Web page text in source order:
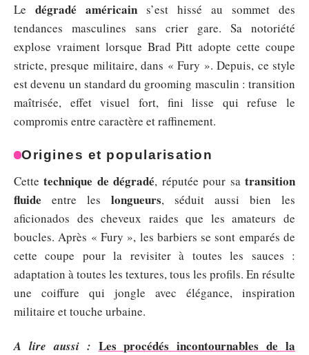
Le dégradé américain s’est hissé au sommet des
tendances masculines sans crier gare. Sa notoriété
explose vraiment lorsque Brad Pitt adopte cette coupe
stricte, presque militaire, dans « Fury ». Depuis, ce style
est devenu un standard du grooming masculin : transition
maîtrisée, effet visuel fort, fini lisse qui refuse le
compromis entre caractère et raffinement.
Origines et popularisation
Cettetechnique de dégradé, réputée pour satransition
fluide entre les longueurs, séduit aussi bien les
aficionados des cheveux raides que les amateurs de
boucles. Après « Fury », les barbiers se sont emparés de
cette coupe pour la revisiter à toutes les sauces :
adaptation à toutes les textures, tous les profils. En résulte
une coiffure qui jongle avec élégance, inspiration
militaire et touche urbaine.
A lire aussi : Les procédés incontournables de la